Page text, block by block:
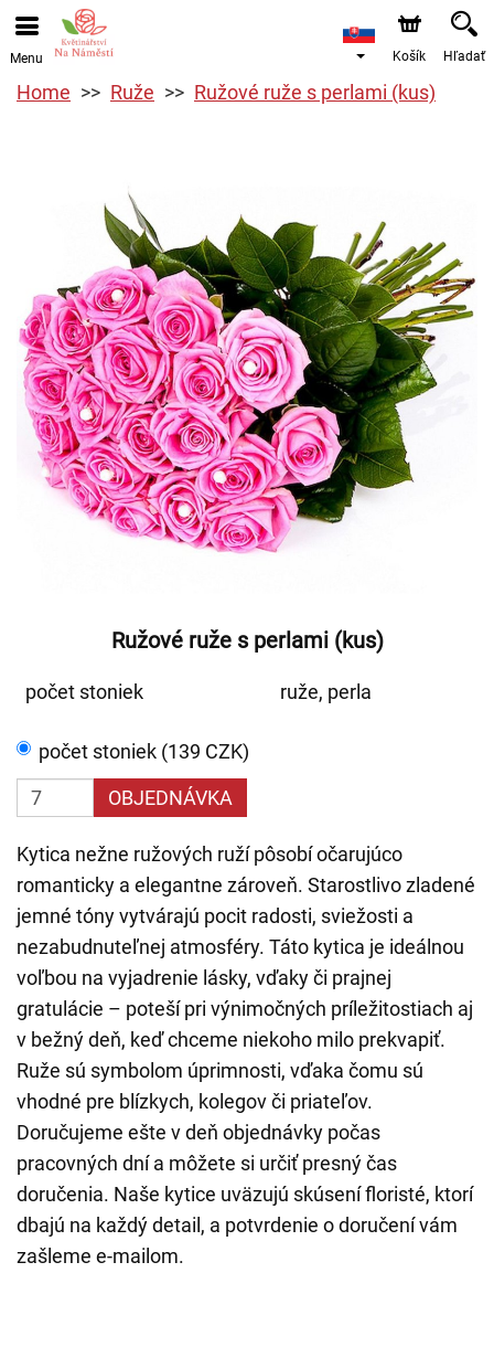
Menu Košík Hľadať
Home Ruže Ružové ruže s perlami (kus)
Ružové ruže s perlami (kus)
počet stoniek ruže, perla
počet stoniek (139 CZK)
OBJEDNÁVKA
Kytica nežne ružových ruží pôsobí očarujúco
romanticky a elegantne zároveň. Starostlivo zladené
jemné tóny vytvárajú pocit radosti, sviežosti a
nezabudnuteľnej atmosféry. Táto kytica je ideálnou
voľbou na vyjadrenie lásky, vďaky či prajnej
gratulácie – poteší pri výnimočných príležitostiach aj
v bežný deň, keď chceme niekoho milo prekvapiť.
Ruže sú symbolom úprimnosti, vďaka čomu sú
vhodné pre blízkych, kolegov či priateľov.
Doručujeme ešte v deň objednávky počas
pracovných dní a môžete si určiť presný čas
doručenia. Naše kytice uväzujú skúsení floristé, ktorí
dbajú na každý detail, a potvrdenie o doručení vám
zašleme e-mailom.